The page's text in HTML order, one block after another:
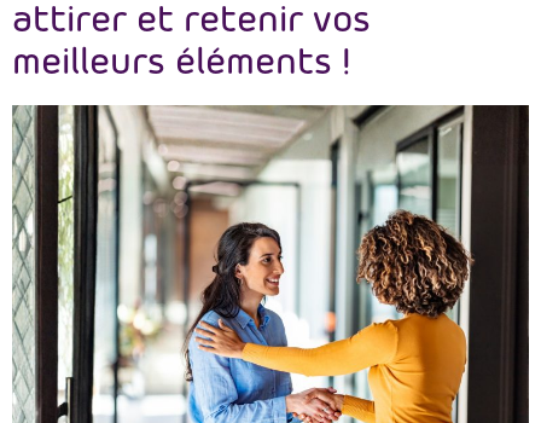
attirer et retenir vos
meilleurs éléments !